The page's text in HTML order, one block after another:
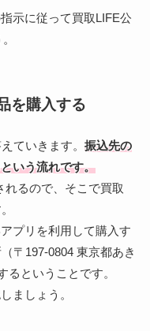
示に従って買取LIFE公
を購入する
ていきます。 振込先の
いう流れです。
るので、そこで買取
プリを利用して購入す
〒197-0804 東京都あき
るということです。
ましょう。